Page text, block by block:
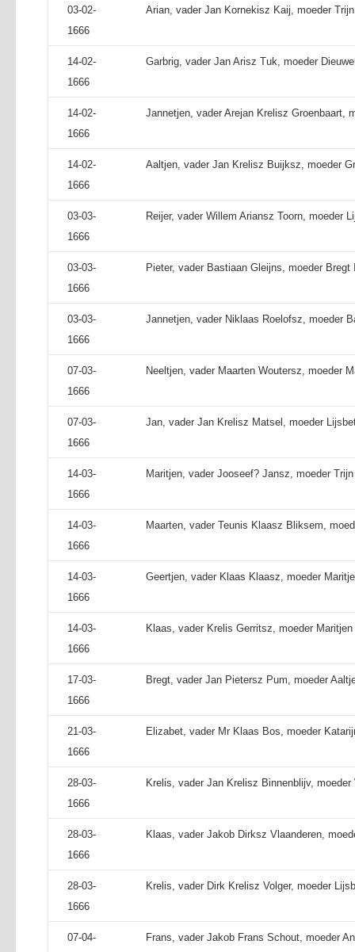
03-02-
1666
Arian, vader Jan Kornekisz Kaij, moeder
14-02-
1666
Garbrig, vader Jan Arisz Tuk, moeder
14-02-
1666
Jannetjen, vader Arejan Krelisz Groenbaart,
14-02-
1666
Aaltjen, vader Jan Krelisz Buijksz, moeder
03-03-
1666
Reijer, vader Willem Ariansz Toorn, moeder
03-03-
1666
Pieter, vader Bastiaan Gleijns, moeder Bregt
03-03-
1666
Jannetjen, vader Niklaas Roelofsz, moeder
07-03-
1666
Neeltjen, vader Maarten Woutersz, moeder
07-03-
1666
Jan, vader Jan Krelisz Matsel, moeder
14-03-
1666
Maritjen, vader Jooseef? Jansz, moeder
14-03-
1666
Maarten, vader Teunis Klaasz Bliksem,
14-03-
1666
Geertjen, vader Klaas Klaasz, moeder
14-03-
1666
Klaas, vader Krelis Gerritsz, moeder
17-03-
1666
Bregt, vader Jan Pietersz Pum, moeder
21-03-
1666
Elizabet, vader Mr Klaas Bos, moeder
28-03-
1666
Krelis, vader Jan Krelisz Binnenblijv,
28-03-
1666
Klaas, vader Jakob Dirksz Vlaanderen,
28-03-
1666
Krelis, vader Dirk Krelisz Volger, moeder
07-04- Frans, vader Jakob Frans Schout, moeder